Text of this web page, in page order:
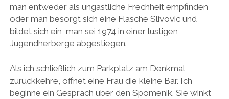
man entweder als ungastliche Frechheit empfinden
oder man besorgt sich eine Flasche Slivovic und
bildet sich ein, man sei 1974 in einer lustigen
Jugendherberge abgestiegen.
Als ich schließlich zum Parkplatz am Denkmal
zurückkehre, öffnet eine Frau die kleine Bar. Ich
beginne ein Gespräch über den Spomenik. Sie winkt